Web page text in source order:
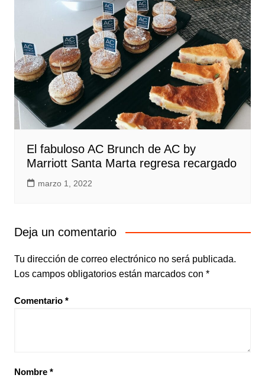
El fabuloso AC Brunch de AC by
Marriott Santa Marta regresa recargado
marzo 1, 2022
Deja un comentario
Tu dirección de correo electrónico no será publicada.
Los campos obligatorios están marcados con *
Comentario *
Nombre *